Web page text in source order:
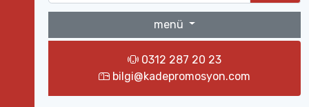
menü
0312 287 20 23
bilgi@kadepromosyon.com